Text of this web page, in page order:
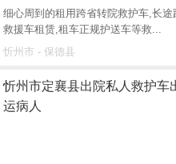
细心周到的租用跨省转院救护车,长
救援车租赁,租车正规护送车等救...
忻州市 - 保德县
忻州市定襄县出院私人救护车
运病人